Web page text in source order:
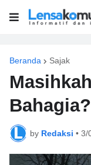
Beranda Sajak
Bahagia?
by Redaksi • 3/